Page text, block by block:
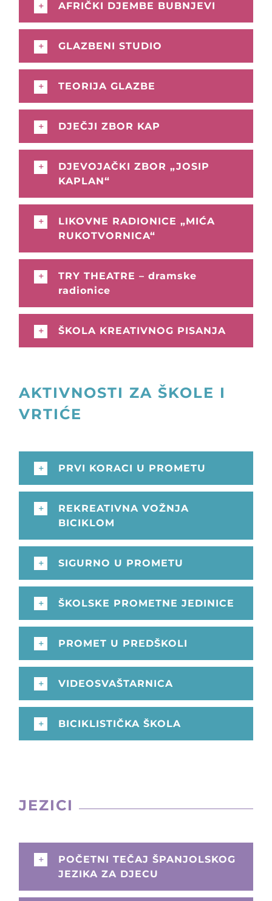
AFRIČKI DJEMBE BUBNJEVI
GLAZBENI STUDIO
TEORIJA GLAZBE
DJEČJI ZBOR KAP
DJEVOJAČKI ZBOR „JOSIP
KAPLAN“
LIKOVNE RADIONICE „MIĆA
RUKOTVORNICA“
TRY THEATRE – dramske
radionice
ŠKOLA KREATIVNOG PISANJA
AKTIVNOSTI ZA ŠKOLE I
VRTIĆE
PRVI KORACI U PROMETU
REKREATIVNA VOŽNJA
BICIKLOM
SIGURNO U PROMETU
ŠKOLSKE PROMETNE JEDINICE
PROMET U PREDŠKOLI
VIDEOSVAŠTARNICA
BICIKLISTIČKA ŠKOLA
JEZICI
POČETNI TEČAJ ŠPANJOLSKOG
JEZIKA ZA DJECU